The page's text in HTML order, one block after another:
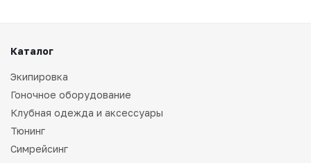
Каталог
Экипировка
Гоночное оборудование
Клубная одежда и аксессуары
Тюнинг
Симрейсинг